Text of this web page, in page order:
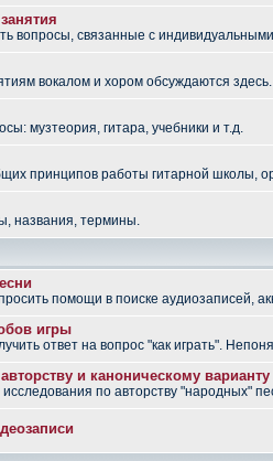
вопросы, связанные с
вокалом и хором обсуждаются здесь.
музтеория, гитара, учебники и т.д.
принципов работы гитарной школы,
названия, термины.
помощи в поиске аудиозаписей,
игры
ответ на вопрос "как играть".
и каноническому
по авторству "народных"